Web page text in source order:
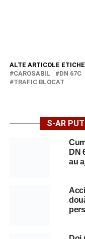
ALTE ARTICOLE
CAROSABIL
DN 67C
TRAFIC BLOCAT
S-AR
DN
au